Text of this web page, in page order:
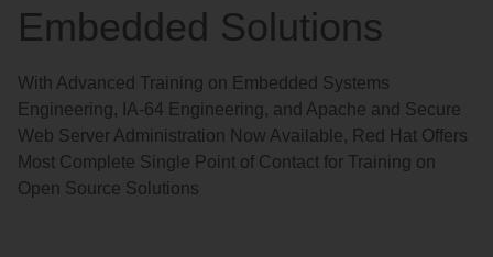
Embedded Solutions
With Advanced Training on Embedded Systems
Engineering, IA-64 Engineering, and Apache and Secure
Web Server Administration Now Available, Red Hat Offers
Most Complete Single Point of Contact for Training on
Open Source Solutions